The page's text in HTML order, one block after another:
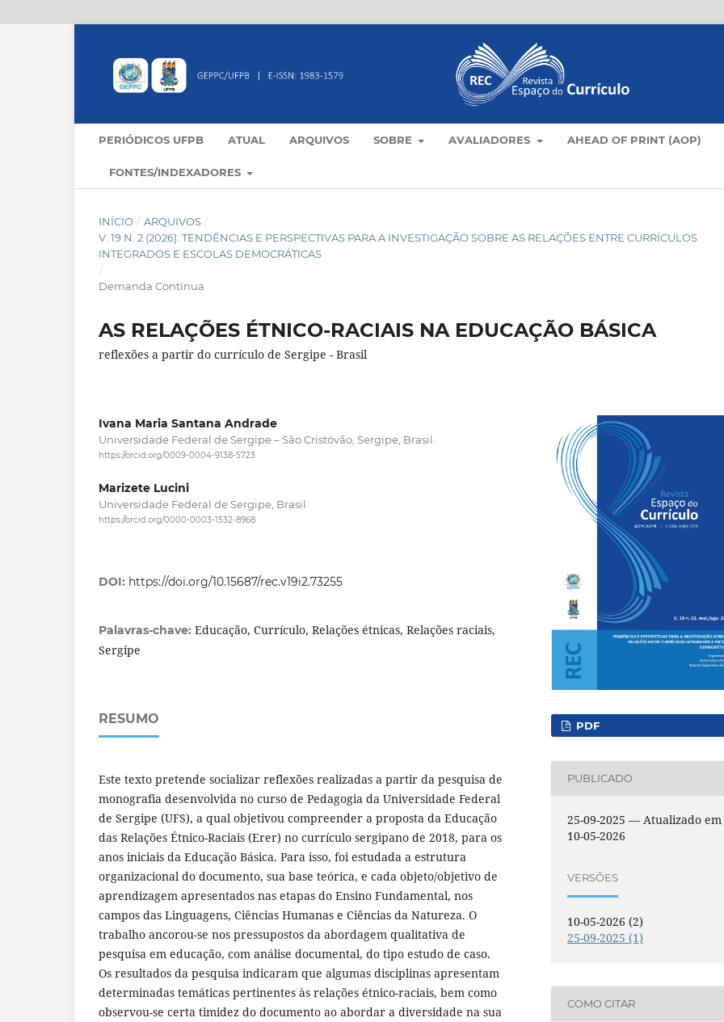
PERIÓDICOS UFPB ATUAL ARQUIVOS SOBRE AVALIADORES AHEAD OF PRINT (AOP)
FONTES/INDEXADORES
INÍCIO / ARQUIVOS /
V. 19 N. 2 (2026): TENDÊNCIAS E PERSPECTIVAS PARA A INVESTIGAÇÃO SOBRE AS RELAÇÕES ENTRE CURRÍCULOS
INTEGRADOS E ESCOLAS DEMOCRÁTICAS
/
Demanda Contínua
AS RELAÇÕES ÉTNICO-RACIAIS NA EDUCAÇÃO BÁSICA
reflexões a partir do currículo de Sergipe - Brasil
Ivana Maria Santana Andrade
Universidade Federal de Sergipe – São Cristóvão, Sergipe, Brasil.
https://orcid.org/0009-0004-9138-5723
Marizete Lucini
Universidade Federal de Sergipe, Brasil.
https://orcid.org/0000-0003-1532-8968
DOI: https://doi.org/10.15687/rec.v19i2.73255
Palavras-chave: Educação, Currículo, Relações étnicas, Relações raciais,
Sergipe
RESUMO
Este texto pretende socializar reflexões realizadas a partir da pesquisa de
monografia desenvolvida no curso de Pedagogia da Universidade Federal
de Sergipe (UFS), a qual objetivou compreender a proposta da Educação
das Relações Étnico-Raciais (Erer) no currículo sergipano de 2018, para os
anos iniciais da Educação Básica. Para isso, foi estudada a estrutura
organizacional do documento, sua base teórica, e cada objeto/objetivo de
aprendizagem apresentados nas etapas do Ensino Fundamental, nos
campos das Linguagens, Ciências Humanas e Ciências da Natureza. O
trabalho ancorou-se nos pressupostos da abordagem qualitativa de
pesquisa em educação, com análise documental, do tipo estudo de caso.
Os resultados da pesquisa indicaram que algumas disciplinas apresentam
determinadas temáticas pertinentes às relações étnico-raciais, bem como
observou-se certa timidez do documento ao abordar a diversidade na sua
PDF
PUBLICADO
25-09-2025 — Atualizado em
10-05-2026
VERSÕES
10-05-2026 (2)
25-09-2025 (1)
COMO CITAR